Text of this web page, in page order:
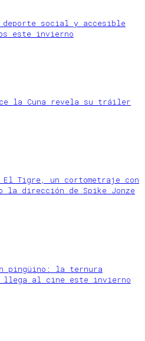
social y accesible
este invierno
la Cuna revela su tráiler
El Tigre, un cortometraje con
la dirección de Spike Jonze
pingüino: la ternura
llega al cine este invierno